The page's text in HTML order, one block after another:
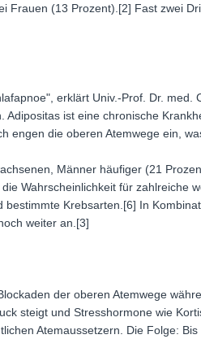
Frauen (13 Prozent).[2] Fast zwei
erklärt Univ.-Prof. Dr.
ist eine chronische
engen die oberen Atemwege ein,
Männer häufiger (21
Wahrscheinlichkeit für zahlreiche
Krebsarten.[6] In
weiter an.[3]
der oberen Atemwege
steigt und Stresshormone wie
Atemaussetzern. Die Folge: